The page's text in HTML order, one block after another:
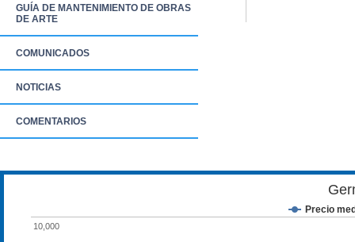
GUÍA DE MANTENIMIENTO DE OBRAS
DE ARTE
COMUNICADOS
NOTICIAS
COMENTARIOS
Precio
10,000